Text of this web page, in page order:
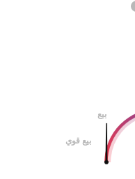
بيع
بيع قوي